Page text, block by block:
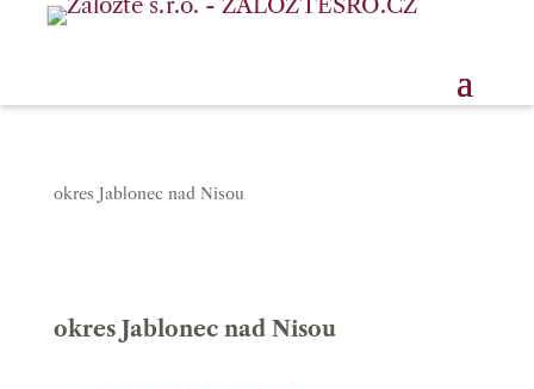
okres Jablonec nad Nisou
okres Jablonec nad Nisou